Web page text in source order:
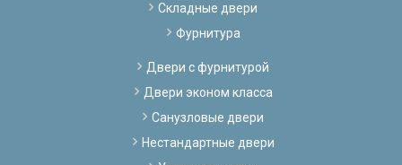
Складные двери
Фурнитура
Двери с фурнитурой
Двери эконом класса
Санузловые двери
Нестандартные двери